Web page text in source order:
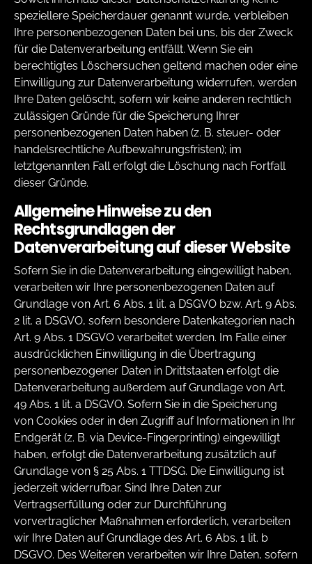
speziellere Speicherdauer genannt wurde, verbleiben
Ihre personenbezogenen Daten bei uns, bis der Zweck
für die Datenverarbeitung entfällt. Wenn Sie ein
berechtigtes Löschersuchen geltend machen oder eine
Einwilligung zur Datenverarbeitung widerrufen, werden
Ihre Daten gelöscht, sofern wir keine anderen rechtlich
zulässigen Gründe für die Speicherung Ihrer
personenbezogenen Daten haben (z. B. steuer- oder
handelsrechtliche Aufbewahrungsfristen); im
letztgenannten Fall erfolgt die Löschung nach Fortfall
dieser Gründe.
Allgemeine Hinweise zu den
Rechtsgrundlagen der
Datenverarbeitung auf dieser Website
Sofern Sie in die Datenverarbeitung eingewilligt haben,
verarbeiten wir Ihre personenbezogenen Daten auf
Grundlage von Art. 6 Abs. 1 lit. a DSGVO bzw. Art. 9 Abs.
2 lit. a DSGVO, sofern besondere Datenkategorien nach
Art. 9 Abs. 1 DSGVO verarbeitet werden. Im Falle einer
ausdrücklichen Einwilligung in die Übertragung
personenbezogener Daten in Drittstaaten erfolgt die
Datenverarbeitung außerdem auf Grundlage von Art.
49 Abs. 1 lit. a DSGVO. Sofern Sie in die Speicherung
von Cookies oder in den Zugriff auf Informationen in Ihr
Endgerät (z. B. via Device-Fingerprinting) eingewilligt
haben, erfolgt die Datenverarbeitung zusätzlich auf
Grundlage von § 25 Abs. 1 TTDSG. Die Einwilligung ist
jederzeit widerrufbar. Sind Ihre Daten zur
Vertragserfüllung oder zur Durchführung
vorvertraglicher Maßnahmen erforderlich, verarbeiten
wir Ihre Daten auf Grundlage des Art. 6 Abs. 1 lit. b
DSGVO. Des Weiteren verarbeiten wir Ihre Daten, sofern